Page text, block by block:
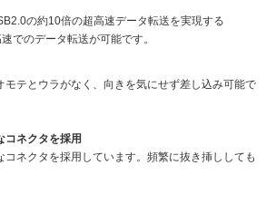
の約10倍の超高速データ転送を実現する
でのデータ転送が可能です。
モテとウラがなく、向きを気にせず差し込み可能で
コネクタを採用
コネクタを採用しています。頻繁に抜き挿ししても